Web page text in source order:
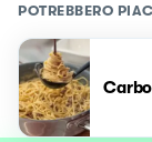
POTREBBERO